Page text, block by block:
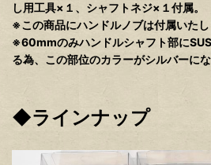
し用工具×１、シャフトネジ×１付属。
※この商品にハンドルノブは付属いたし
※60mmのみハンドルシャフト部に
る為、この部位のカラーがシルバーにな
◆ラインナップ